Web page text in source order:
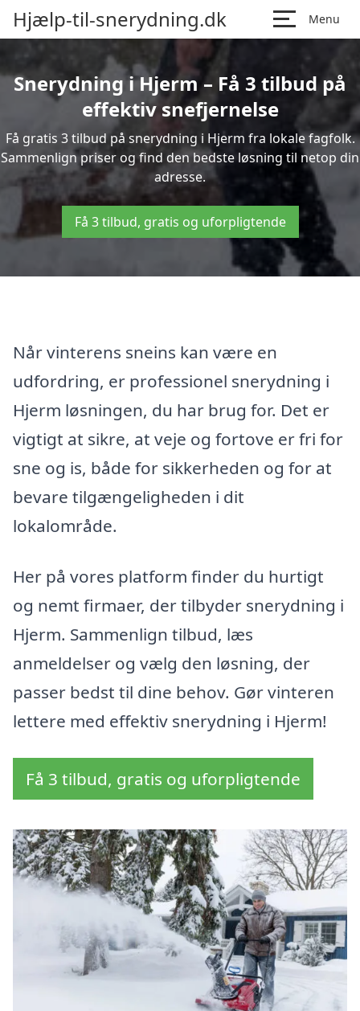
Hjælp-til-snerydning.dk Menu
Snerydning i Hjerm – Få 3 tilbud på
effektiv snefjernelse
Få gratis 3 tilbud på snerydning i Hjerm fra lokale fagfolk.
Sammenlign priser og find den bedste løsning til netop din
adresse.
Få 3 tilbud, gratis og uforpligtende
Når vinterens sneins kan være en
udfordring, er professionel snerydning i
Hjerm løsningen, du har brug for. Det er
vigtigt at sikre, at veje og fortove er fri for
sne og is, både for sikkerheden og for at
bevare tilgængeligheden i dit
lokalområde.
Her på vores platform finder du hurtigt
og nemt firmaer, der tilbyder snerydning i
Hjerm. Sammenlign tilbud, læs
anmeldelser og vælg den løsning, der
passer bedst til dine behov. Gør vinteren
lettere med effektiv snerydning i Hjerm!
Få 3 tilbud, gratis og uforpligtende